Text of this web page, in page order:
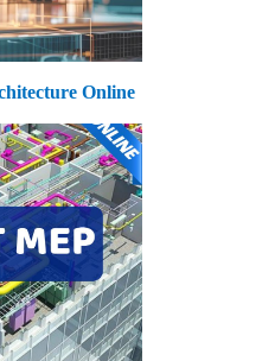
Online